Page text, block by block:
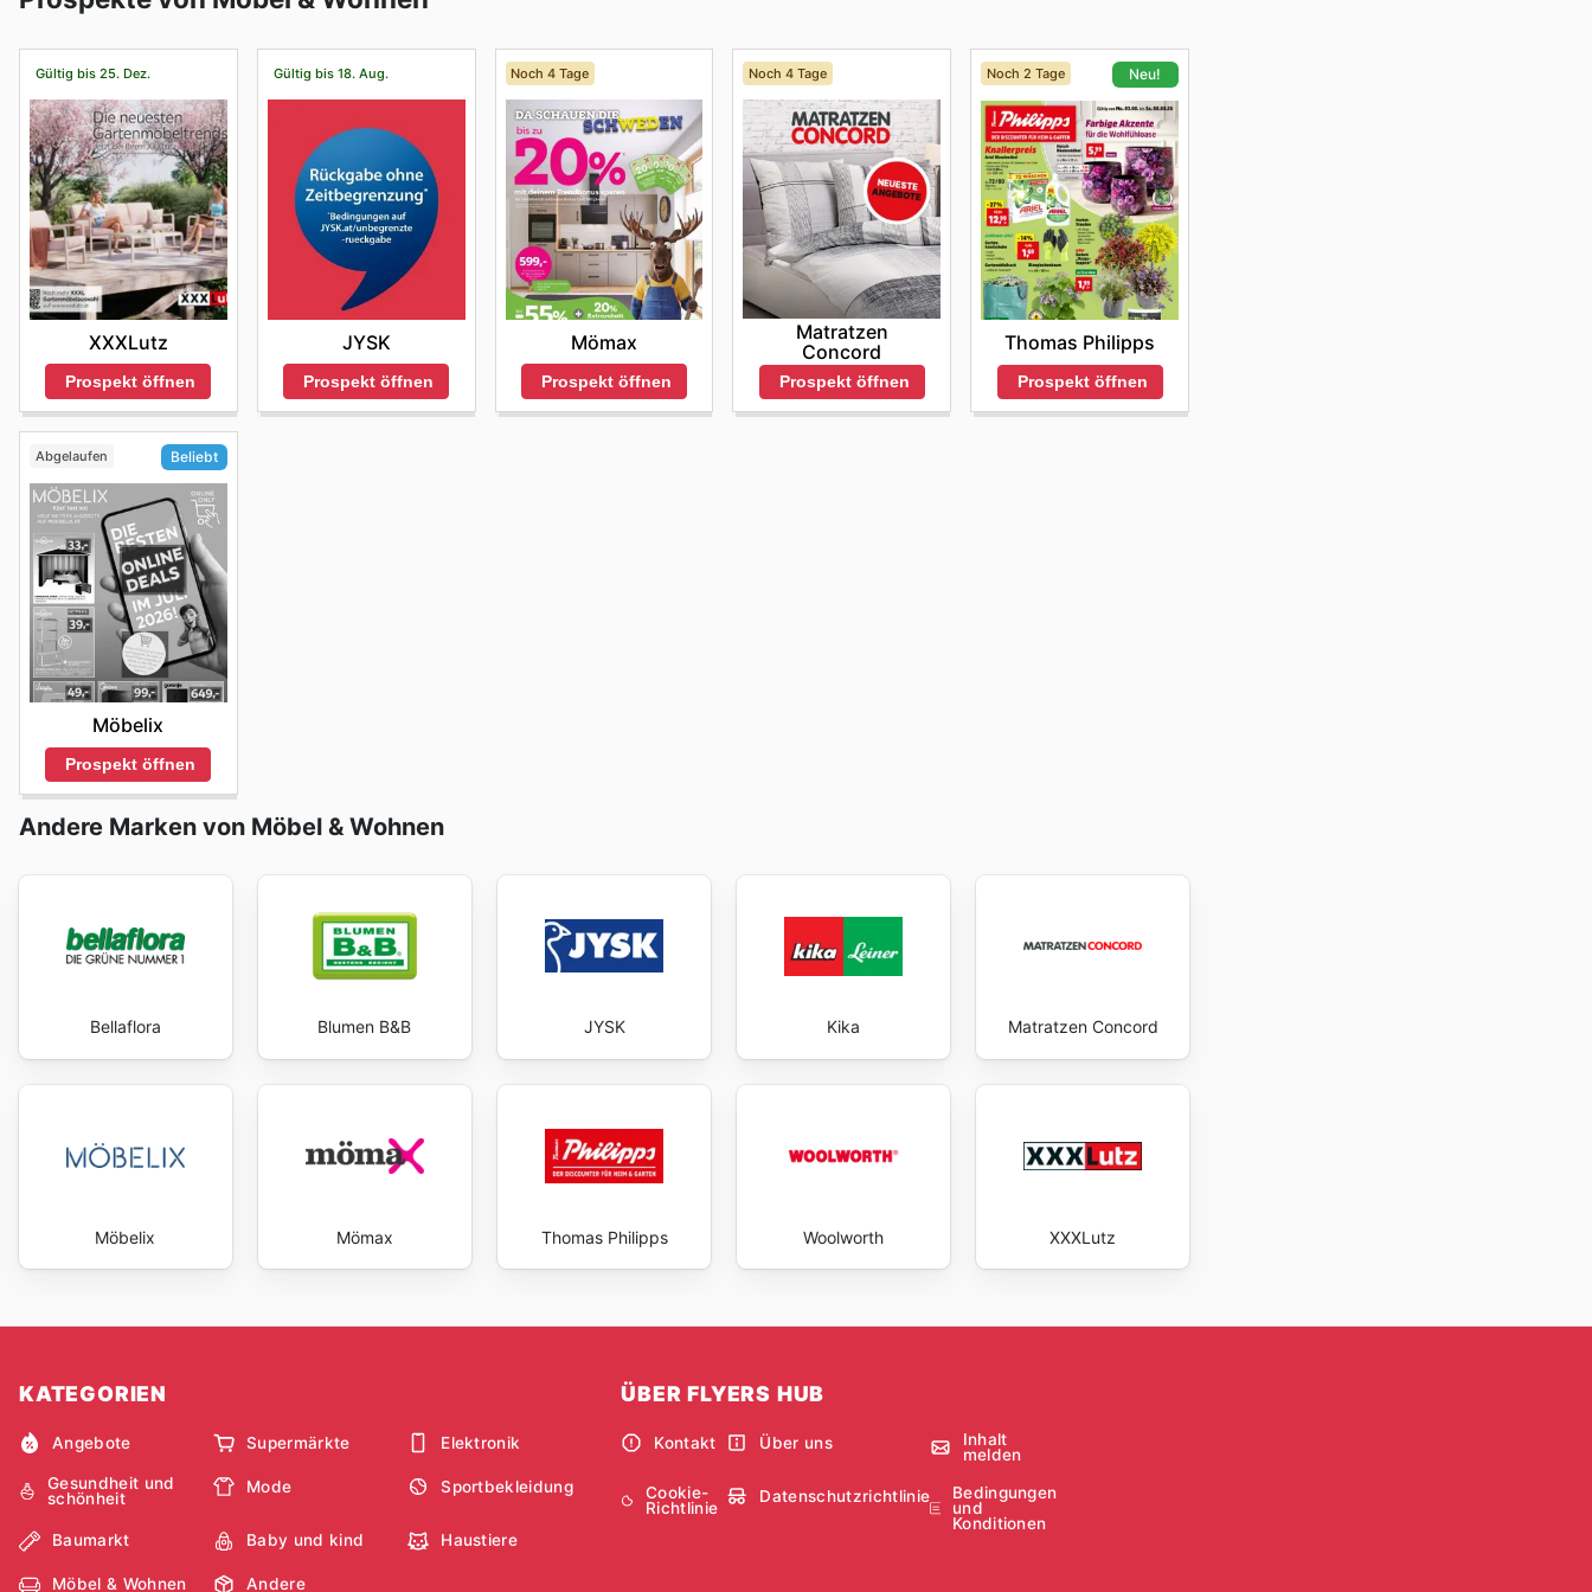
Gültig bis 25. Dez.
XXXLutz
Prospekt öffnen
Gültig bis 18. Aug.
JYSK
Prospekt öffnen
Noch 4 Tage
Mömax
Prospekt öffnen
Noch 4 Tage
Matratzen
Concord
Prospekt öffnen
Noch 2 Tage Neu!
Thomas Philipps
Prospekt öffnen
Abgelaufen Beliebt
Möbelix
Prospekt öffnen
Andere Marken von Möbel & Wohnen
Bellaflora Blumen B&B JYSK Kika Matratzen Concord
Möbelix Mömax Thomas Philipps Woolworth XXXLutz
KATEGORIEN
Angebote Supermärkte Elektronik
Gesundheit und
schönheit
Mode Sportbekleidung
Baumarkt Baby und kind Haustiere
Möbel & Wohnen Andere
ÜBER FLYERS HUB
Kontakt Über uns
Inhalt
melden
Cookie-
Richtlinie
Datenschutzrichtlinie
Bedingungen
und
Konditionen